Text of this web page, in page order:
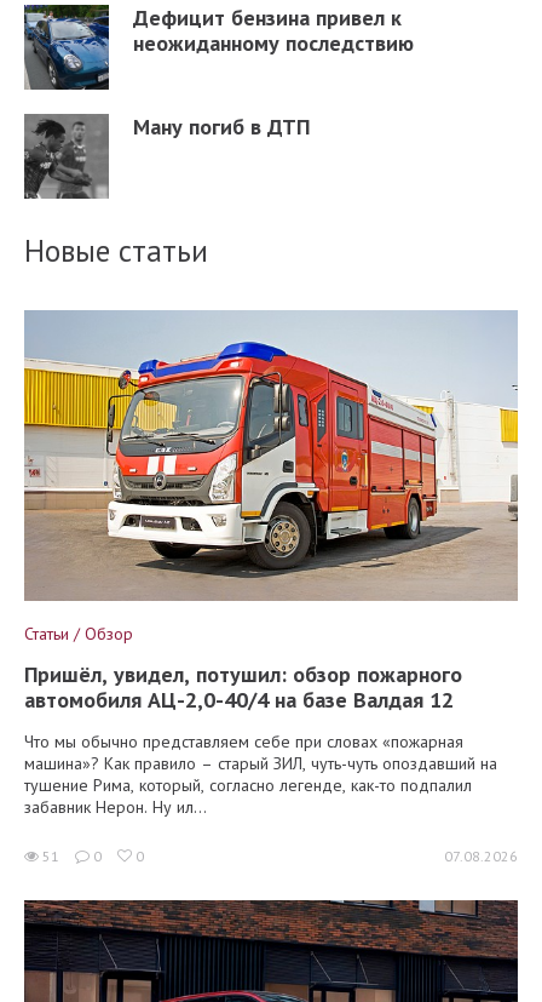
Дефицит бензина привел к
неожиданному последствию
Ману погиб в ДТП
Новые статьи
Статьи / Обзор
Пришёл, увидел, потушил: обзор пожарного
автомобиля АЦ-2,0-40/4 на базе Валдая 12
Что мы обычно представляем себе при словах «пожарная
машина»? Как правило – старый ЗИЛ, чуть-чуть опоздавший на
тушение Рима, который, согласно легенде, как-то подпалил
забавник Нерон. Ну ил...
51 0 0 07.08.2026